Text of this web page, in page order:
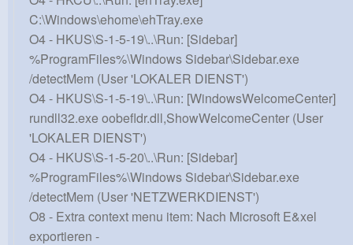
C:\Windows\ehome\ehTray.exe
O4 - HKUS\S-1-5-19\..\Run: [Sidebar]
%ProgramFiles%\Windows Sidebar\Sidebar.exe
/detectMem (User 'LOKALER DIENST')
O4 - HKUS\S-1-5-19\..\Run: [WindowsWelcomeCenter]
rundll32.exe oobefldr.dll,ShowWelcomeCenter (User
'LOKALER DIENST')
O4 - HKUS\S-1-5-20\..\Run: [Sidebar]
%ProgramFiles%\Windows Sidebar\Sidebar.exe
/detectMem (User 'NETZWERKDIENST')
O8 - Extra context menu item: Nach Microsoft E&xel
exportieren -